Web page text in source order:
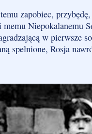
zapobiec,
memu Niepokalanemu
w pierwsze
spełnione, Rosja